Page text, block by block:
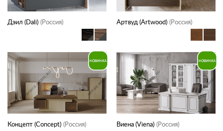
Дэил (Dali) (Россия) Артвуд (Artwood) (Россия)
Концепт (Concept) (Россия) Виена (Viena) (Россия)